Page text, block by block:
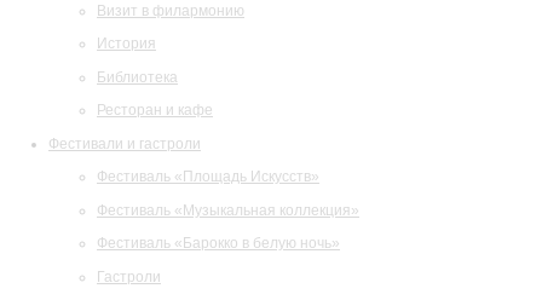
Визит в филармонию
История
Библиотека
Ресторан и кафе
Фестивали и гастроли
Фестиваль «Площадь Искусств»
Фестиваль «Музыкальная коллекция»
Фестиваль «Барокко в белую ночь»
Гастроли